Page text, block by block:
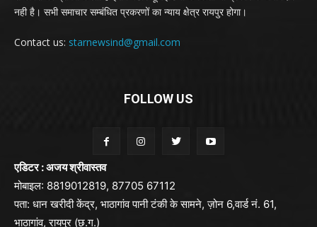
नही है। सभी समाचार सम्बंधित प्रकरणों का न्याय क्षेत्र रायपुर होगा।
Contact us: starnewsind@gmail.com
FOLLOW US
एडिटर : अजय श्रीवास्तव
मोबाइल: 8819012819, 87705 67112
पता: धान खरीदी केंद्र, भाठागांव पानी टंकी के सामने, ज़ोन 6,वार्ड नं. 61,
भाठागांव, रायपुर (छ.ग.)